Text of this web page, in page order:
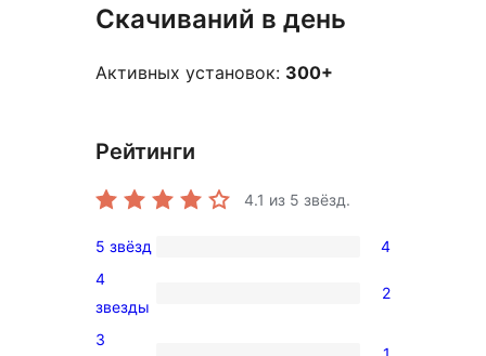
Скачиваний в день
Активных установок: 300+
Рейтинги
4.1 из 5 звёзд.
4
5-
звездный
отзыв
5 звёзд 4
2
4-
4
звезды
2
3